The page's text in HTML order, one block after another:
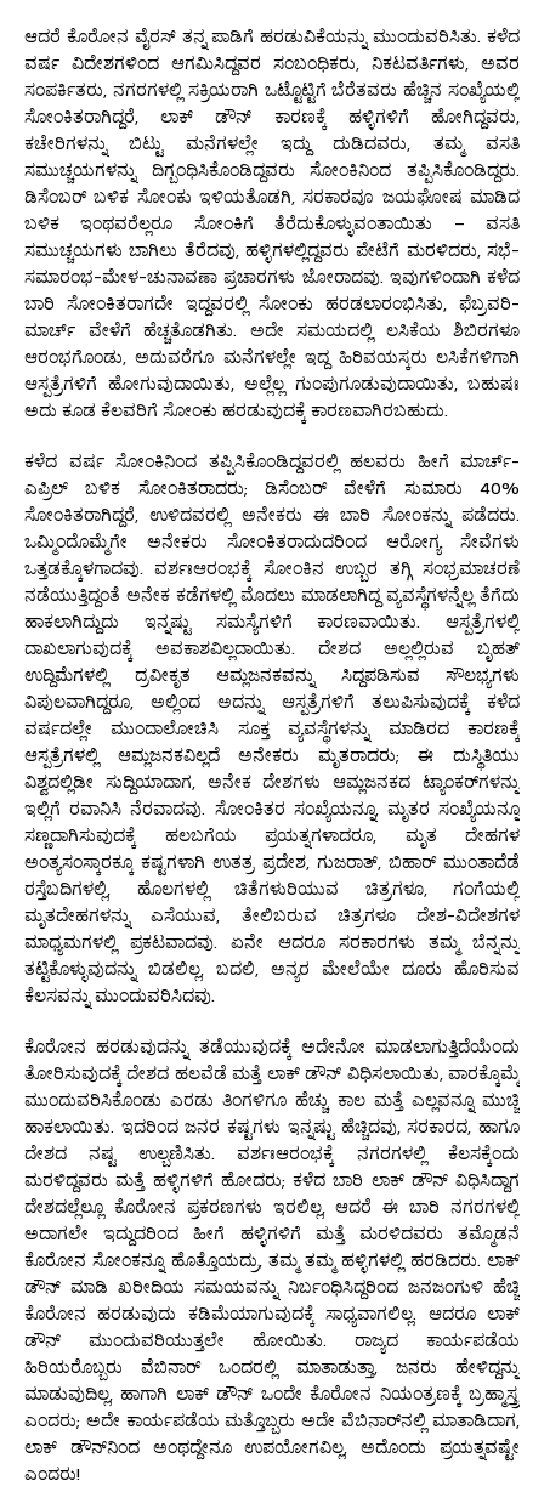
ಆದರೆ ಕೊರೋನ ವೈರಸ್ ತನ್ನ ಪಾಡಿಗೆ ಹರಡುವಿಕೆಯನ್ನು ಮುಂದುವರಿಸಿತು. ಕಳೆದ
ವರ್ಷ ವಿದೇಶಗಳಿಂದ ಆಗಮಿಸಿದ್ದವರ ಸಂಬಂಧಿಕರು, ನಿಕಟವರ್ತಿಗಳು, ಅವರ
ಸಂಪರ್ಕಿತರು, ನಗರಗಳಲ್ಲಿ ಸಕ್ರಿಯರಾಗಿ ಒಟ್ಟೊಟ್ಟಿಗೆ ಬೆರೆತವರು ಹೆಚ್ಚಿನ ಸಂಖ್ಯೆಯಲ್ಲಿ
ಸೋಂಕಿತರಾಗಿದ್ದರೆ, ಲಾಕ್ ಡೌನ್ ಕಾರಣಕ್ಕೆ ಹಳ್ಳಿಗಳಿಗೆ ಹೋಗಿದ್ದವರು,
ಕಚೇರಿಗಳನ್ನು ಬಿಟ್ಟು ಮನೆಗಳಲ್ಲೇ ಇದ್ದು ದುಡಿದವರು, ತಮ್ಮ ವಸತಿ
ಸಮುಚ್ಚಯಗಳನ್ನು ದಿಗ್ಬಂಧಿಸಿಕೊಂಡಿದ್ದವರು ಸೋಂಕಿನಿಂದ ತಪ್ಪಿಸಿಕೊಂಡಿದ್ದರು.
ಡಿಸೆಂಬರ್ ಬಳಿಕ ಸೋಂಕು ಇಳಿಯತೊಡಗಿ, ಸರಕಾರವೂ ಜಯಘೋಷ ಮಾಡಿದ
ಬಳಿಕ ಇಂಥವರೆಲ್ಲರೂ ಸೋಂಕಿಗೆ ತೆರೆದುಕೊಳ್ಳುವಂತಾಯಿತು – ವಸತಿ
ಸಮುಚ್ಚಯಗಳು ಬಾಗಿಲು ತೆರೆದವು, ಹಳ್ಳಿಗಳಲ್ಲಿದ್ದವರು ಪೇಟೆಗೆ ಮರಳಿದರು, ಸಭೆ-
ಸಮಾರಂಭ-ಮೇಳ-ಚುನಾವಣಾ ಪ್ರಚಾರಗಳು ಜೋರಾದವು. ಇವುಗಳಿಂದಾಗಿ ಕಳೆದ
ಬಾರಿ ಸೋಂಕಿತರಾಗದೇ ಇದ್ದವರಲ್ಲಿ ಸೋಂಕು ಹರಡಲಾರಂಭಿಸಿತು, ಫೆಬ್ರವರಿ-
ಮಾರ್ಚ್ ವೇಳೆಗೆ ಹೆಚ್ಚತೊಡಗಿತು. ಅದೇ ಸಮಯದಲ್ಲಿ ಲಸಿಕೆಯ ಶಿಬಿರಗಳೂ
ಆರಂಭಗೊಂಡು, ಅದುವರೆಗೂ ಮನೆಗಳಲ್ಲೇ ಇದ್ದ ಹಿರಿವಯಸ್ಕರು ಲಸಿಕೆಗಳಿಗಾಗಿ
ಆಸ್ಪತ್ರೆಗಳಿಗೆ ಹೋಗುವುದಾಯಿತು, ಅಲ್ಲೆಲ್ಲ ಗುಂಪುಗೂಡುವುದಾಯಿತು, ಬಹುಷಃ
ಅದು ಕೂಡ ಕೆಲವರಿಗೆ ಸೋಂಕು ಹರಡುವುದಕ್ಕೆ ಕಾರಣವಾಗಿರಬಹುದು.
ಕಳೆದ ವರ್ಷ ಸೋಂಕಿನಿಂದ ತಪ್ಪಿಸಿಕೊಂಡಿದ್ದವರಲ್ಲಿ ಹಲವರು ಹೀಗೆ ಮಾರ್ಚ್-
ಎಪ್ರಿಲ್ ಬಳಿಕ ಸೋಂಕಿತರಾದರು; ಡಿಸೆಂಬರ್ ವೇಳೆಗೆ ಸುಮಾರು 40%
ಸೋಂಕಿತರಾಗಿದ್ದರೆ, ಉಳಿದವರಲ್ಲಿ ಅನೇಕರು ಈ ಬಾರಿ ಸೋಂಕನ್ನು ಪಡೆದರು.
ಒಮ್ಮಿಂದೊಮ್ಮೆಗೇ ಅನೇಕರು ಸೋಂಕಿತರಾದುದರಿಂದ ಆರೋಗ್ಯ ಸೇವೆಗಳು
ಒತ್ತಡಕ್ಕೊಳಗಾದವು. ವರ್ಶಃಆರಂಭಕ್ಕೆ ಸೋಂಕಿನ ಉಬ್ಬರ ತಗ್ಗಿ ಸಂಭ್ರಮಾಚರಣೆ
ನಡೆಯುತ್ತಿದ್ದಂತೆ ಅನೇಕ ಕಡೆಗಳಲ್ಲಿ ಮೊದಲು ಮಾಡಲಾಗಿದ್ದ ವ್ಯವಸ್ಥೆಗಳನ್ನೆಲ್ಲ ತೆಗೆದು
ಹಾಕಲಾಗಿದ್ದುದು ಇನ್ನಷ್ಟು ಸಮಸ್ಯೆಗಳಿಗೆ ಕಾರಣವಾಯಿತು. ಆಸ್ಪತ್ರೆಗಳಲ್ಲಿ
ದಾಖಲಾಗುವುದಕ್ಕೆ ಅವಕಾಶವಿಲ್ಲದಾಯಿತು. ದೇಶದ ಅಲ್ಲಲ್ಲಿರುವ ಬೃಹತ್
ಉದ್ದಿಮೆಗಳಲ್ಲಿ ದ್ರವೀಕೃತ ಆಮ್ಲಜನಕವನ್ನು ಸಿದ್ದಪಡಿಸುವ ಸೌಲಭ್ಯಗಳು
ವಿಪುಲವಾಗಿದ್ದರೂ, ಅಲ್ಲಿಂದ ಅದನ್ನು ಆಸ್ಪತ್ರೆಗಳಿಗೆ ತಲುಪಿಸುವುದಕ್ಕೆ ಕಳೆದ
ವರ್ಷದಲ್ಲೇ ಮುಂದಾಲೋಚಿಸಿ ಸೂಕ್ತ ವ್ಯವಸ್ಥೆಗಳನ್ನು ಮಾಡಿರದ ಕಾರಣಕ್ಕೆ
ಆಸ್ಪತ್ರೆಗಳಲ್ಲಿ ಆಮ್ಲಜನಕವಿಲ್ಲದೆ ಅನೇಕರು ಮೃತರಾದರು; ಈ ದುಸ್ಥಿತಿಯು
ವಿಶ್ವದಲ್ಲಿಡೀ ಸುದ್ದಿಯಾದಾಗ, ಅನೇಕ ದೇಶಗಳು ಆಮ್ಲಜನಕದ ಟ್ಯಾಂಕರ್‌ಗಳನ್ನು
ಇಲ್ಲಿಗೆ ರವಾನಿಸಿ ನೆರವಾದವು. ಸೋಂಕಿತರ ಸಂಖ್ಯೆಯನ್ನೂ, ಮೃತರ ಸಂಖ್ಯೆಯನ್ನೂ
ಸಣ್ಣದಾಗಿಸುವುದಕ್ಕೆ ಹಲಬಗೆಯ ಪ್ರಯತ್ನಗಳಾದರೂ, ಮೃತ ದೇಹಗಳ
ಅಂತ್ಯಸಂಸ್ಕಾರಕ್ಕೂ ಕಷ್ಟಗಳಾಗಿ ಉತತ್ರ ಪ್ರದೇಶ, ಗುಜರಾತ್, ಬಿಹಾರ್ ಮುಂತಾದೆಡೆ
ರಸ್ತೆಬದಿಗಳಲ್ಲಿ, ಹೊಲಗಳಲ್ಲಿ ಚಿತೆಗಳುರಿಯುವ ಚಿತ್ರಗಳೂ, ಗಂಗೆಯಲ್ಲಿ
ಮೃತದೇಹಗಳನ್ನು ಎಸೆಯುವ, ತೇಲಿಬರುವ ಚಿತ್ರಗಳೂ ದೇಶ-ವಿದೇಶಗಳ
ಮಾಧ್ಯಮಗಳಲ್ಲಿ ಪ್ರಕಟವಾದವು. ಏನೇ ಆದರೂ ಸರಕಾರಗಳು ತಮ್ಮ ಬೆನ್ನನ್ನು
ತಟ್ಟಿಕೊಳ್ಳುವುದನ್ನು ಬಿಡಲಿಲ್ಲ, ಬದಲಿ, ಅನ್ಯರ ಮೇಲೆಯೇ ದೂರು ಹೊರಿಸುವ
ಕೆಲಸವನ್ನು ಮುಂದುವರಿಸಿದವು.
ಕೊರೋನ ಹರಡುವುದನ್ನು ತಡೆಯುವುದಕ್ಕೆ ಅದೇನೋ ಮಾಡಲಾಗುತ್ತಿದೆಯೆಂದು
ತೋರಿಸುವುದಕ್ಕೆ ದೇಶದ ಹಲವೆಡೆ ಮತ್ತೆ ಲಾಕ್ ಡೌನ್ ವಿಧಿಸಲಾಯಿತು, ವಾರಕ್ಕೊಮ್ಮೆ
ಮುಂದುವರಿಸಿಕೊಂಡು ಎರಡು ತಿಂಗಳಿಗೂ ಹೆಚ್ಚು ಕಾಲ ಮತ್ತೆ ಎಲ್ಲವನ್ನೂ ಮುಚ್ಚಿ
ಹಾಕಲಾಯಿತು. ಇದರಿಂದ ಜನರ ಕಷ್ಟಗಳು ಇನ್ನಷ್ಟು ಹೆಚ್ಚಿದವು, ಸರಕಾರದ, ಹಾಗೂ
ದೇಶದ ನಷ್ಟ ಉಲ್ಬಣಿಸಿತು. ವರ್ಶಃಆರಂಭಕ್ಕೆ ನಗರಗಳಲ್ಲಿ ಕೆಲಸಕ್ಕೆಂದು
ಮರಳಿದ್ದವರು ಮತ್ತೆ ಹಳ್ಳಿಗಳಿಗೆ ಹೋದರು; ಕಳೆದ ಬಾರಿ ಲಾಕ್ ಡೌನ್ ವಿಧಿಸಿದ್ದಾಗ
ದೇಶದಲ್ಲೆಲ್ಲೂ ಕೊರೋನ ಪ್ರಕರಣಗಳು ಇರಲಿಲ್ಲ, ಆದರೆ ಈ ಬಾರಿ ನಗರಗಳಲ್ಲಿ
ಅದಾಗಲೇ ಇದ್ದುದರಿಂದ ಹೀಗೆ ಹಳ್ಳಿಗಳಿಗೆ ಮತ್ತೆ ಮರಳಿದವರು ತಮ್ಮೊಡನೆ
ಕೊರೋನ ಸೋಂಕನ್ನೂ ಹೊತ್ತೊಯದ್ರು, ತಮ್ಮ ತಮ್ಮ ಹಳ್ಳಿಗಳಲ್ಲಿ ಹರಡಿದರು. ಲಾಕ್
ಡೌನ್ ಮಾಡಿ ಖರೀದಿಯ ಸಮಯವನ್ನು ನಿರ್ಬಂಧಿಸಿದ್ದರಿಂದ ಜನಜಂಗುಳಿ ಹೆಚ್ಚಿ
ಕೊರೋನ ಹರಡುವುದು ಕಡಿಮೆಯಾಗುವುದಕ್ಕೆ ಸಾಧ್ಯವಾಗಲಿಲ್ಲ. ಆದರೂ ಲಾಕ್
ಡೌನ್ ಮುಂದುವರಿಯುತ್ತಲೇ ಹೋಯಿತು. ರಾಜ್ಯದ ಕಾರ್ಯಪಡೆಯ
ಹಿರಿಯರೊಬ್ಬರು ವೆಬಿನಾರ್ ಒಂದರಲ್ಲಿ ಮಾತಾಡುತ್ತಾ, ಜನರು ಹೇಳಿದ್ದನ್ನು
ಮಾಡುವುದಿಲ್ಲ, ಹಾಗಾಗಿ ಲಾಕ್ ಡೌನ್ ಒಂದೇ ಕೊರೋನ ನಿಯಂತ್ರಣಕ್ಕೆ ಬ್ರಹ್ಮಾಸ್ತ್ರ
ಎಂದರು; ಅದೇ ಕಾರ್ಯಪಡೆಯ ಮತ್ತೊಬ್ಬರು ಅದೇ ವೆಬಿನಾರ್‌ನಲ್ಲಿ ಮಾತಾಡಿದಾಗ,
ಲಾಕ್ ಡೌನ್‌ನಿಂದ ಅಂಥದ್ದೇನೂ ಉಪಯೋಗವಿಲ್ಲ, ಅದೊಂದು ಪ್ರಯತ್ನವಷ್ಟೇ
ಎಂದರು!